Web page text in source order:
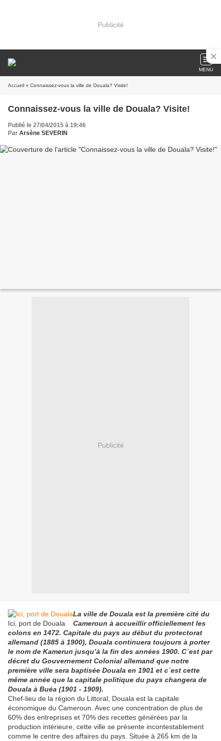
Publicité
MENU
Accueil » Connaissez-vous la ville de Douala? Visite!
Connaissez-vous la ville de Douala? Visite!
Publié le 27/04/2015 à 19:46
Par Arsène SEVERIN
Publicité
Ici, port de Douala
La ville de Douala est la première cité du
Cameroun à accueillir officiellement les
colons en 1472. Capitale du pays au début du protectorat
allemand (1885 à 1900), Douala continuera toujours à porter
le nom de Kamerun jusqu’à la fin des années 1900. C´est par
décret du Gouvernement Colonial allemand que notre
première ville sera baptisée Douala en 1901 et c´est cette
même année que la capitale politique du pays changera de
Douala à Buéa (1901 - 1909).
Chef-lieu de la région du Littoral, Douala est la capitale
économique du Cameroun. Avec une concentration de plus de
60% des entreprises et 70% des recettes générées par la
production intérieure, cette ville se présente incontestablement
comme le centre des affaires du pays. Située à 265 km de la